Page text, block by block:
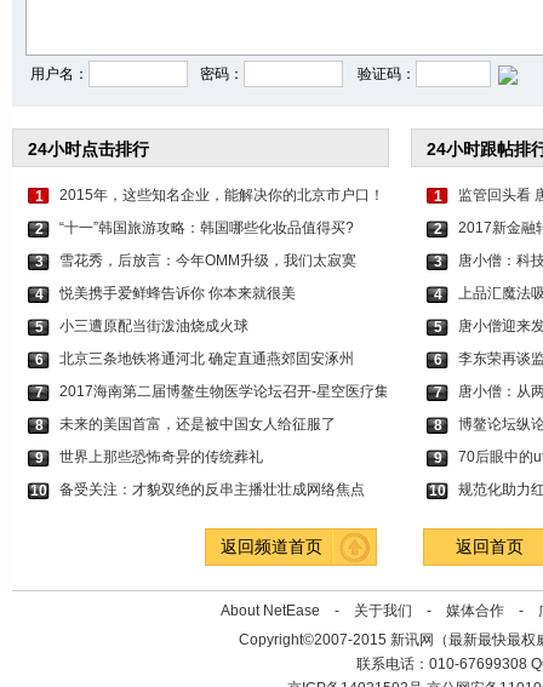
用户名： 密码： 验证码：
24小时点击排行
1
2015年，这些知名企业，能解决你的北京市户口！
2
“十一”韩国旅游攻略：韩国哪些化妆品值得买?
3
雪花秀，后放言：今年OMM升级，我们太寂寞
4
悦美携手爱鲜蜂告诉你 你本来就很美
5
小三遭原配当街泼油烧成火球
6
北京三条地铁将通河北 确定直通燕郊固安涿州
7
2017海南第二届博鳌生物医学论坛召开-星空医疗集
8
未来的美国首富，还是被中国女人给征服了
9
世界上那些恐怖奇异的传统葬礼
10
备受关注：才貌双绝的反串主播壮壮成网络焦点
24小时跟帖排
1
监管回头看
2
2017新金融
3
唐小僧：科
4
上品汇魔法
5
唐小僧迎来
6
李东荣再谈
7
唐小僧：从
8
博鳌论坛纵
9
70后眼中的
10
规范化助力
返回频道首页 返回首页
About NetEase - 关于我们 - 媒体合作 -
Copyright©2007-2015 新讯网（最新最快最权
联系电话：010-67699308